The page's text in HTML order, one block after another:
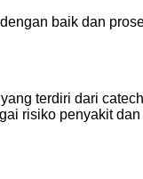
baik dan
terdiri dari
risiko penyakit